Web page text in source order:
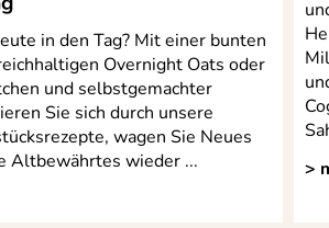
ist gut für
für
25.10.2019
in den Tag? Mit einer bunten
Overnight Oats oder
und selbstgemachter
Sie sich durch unsere
wagen Sie Neues
Altbewährtes wieder ...
>